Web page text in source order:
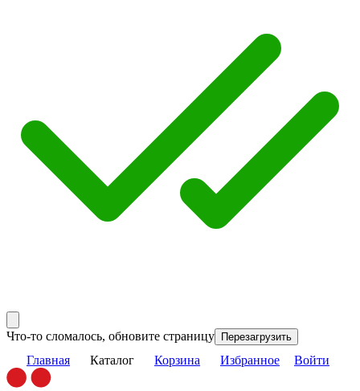
Что-то сломалось, обновите страницу Перезагрузить
Главная Каталог Корзина Избранное Войти